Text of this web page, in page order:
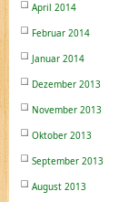
April 2014
Februar 2014
Januar 2014
Dezember 2013
November 2013
Oktober 2013
September 2013
August 2013